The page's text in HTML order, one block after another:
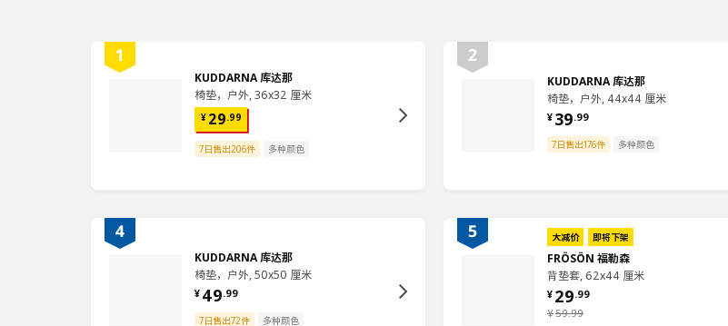
KUDDARNA 库达那
椅垫，户外, 36x32 厘米
¥ 29.99
7日售出206件 多种颜色
KUDDARNA 库达那
椅垫，户外, 44x44 厘米
¥ 39.99
7日售出176件
多种颜色
KUDDARNA 库达那
椅垫，户外, 50x50 厘米
¥ 49.99
7日售出72件
多种颜色
大减价 即将下架
FRÖSÖN 福勒森
背垫套, 62x44 厘米
¥59.99
¥ 29.99